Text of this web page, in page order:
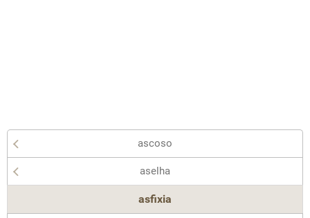
ascoso
aselha
asfixia